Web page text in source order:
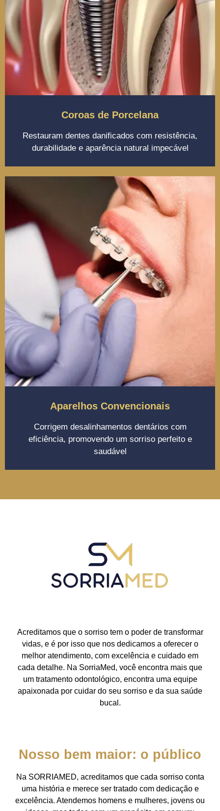
Coroas de Porcelana
Restauram dentes danificados com resistência,
durabilidade e aparência natural impecável
Aparelhos Convencionais
Corrigem desalinhamentos dentários com
eficiência, promovendo um sorriso perfeito e
saudável
Acreditamos que o sorriso tem o poder de transformar
vidas, e é por isso que nos dedicamos a oferecer o
melhor atendimento, com excelência e cuidado em
cada detalhe. Na SorriaMed, você encontra mais que
um tratamento odontológico, encontra uma equipe
apaixonada por cuidar do seu sorriso e da sua saúde
bucal.
Nosso bem maior: o público
Na SORRIAMED, acreditamos que cada sorriso conta
uma história e merece ser tratado com dedicação e
excelência. Atendemos homens e mulheres, jovens ou